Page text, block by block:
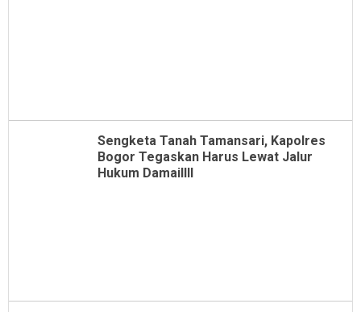
Sengketa Tanah Tamansari, Kapolres
Bogor Tegaskan Harus Lewat Jalur
Hukum Damaillll